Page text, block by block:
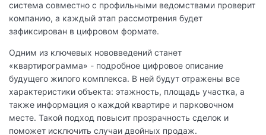
система совместно с профильными ведомствами проверит
компанию, а каждый этап рассмотрения будет
зафиксирован в цифровом формате.
Одним из ключевых нововведений станет
«квартирограмма» - подробное цифровое описание
будущего жилого комплекса. В ней будут отражены все
характеристики объекта: этажность, площадь участка, а
также информация о каждой квартире и парковочном
месте. Такой подход повысит прозрачность сделок и
поможет исключить случаи двойных продаж.